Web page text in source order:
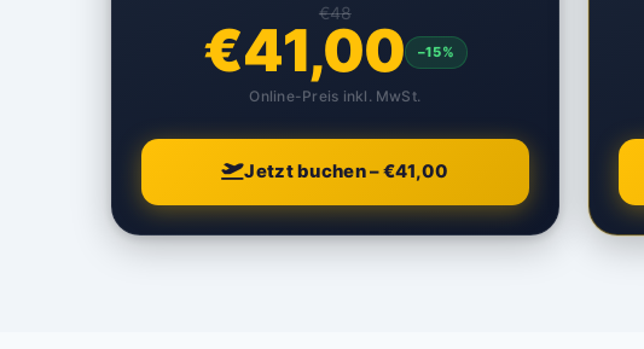
€48
€41,00 –15%
Online-Preis inkl. MwSt.
Jetzt buchen – €41,00